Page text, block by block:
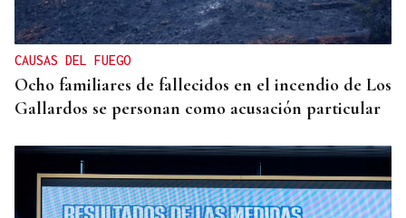
CAUSAS DEL FUEGO
Ocho familiares de fallecidos en el incendio de Los
Gallardos se personan como acusación particular